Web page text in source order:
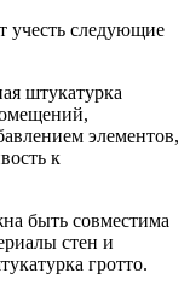
учесть следующие
штукатурка
элементов,
к
быть совместима
стен и
гротто.